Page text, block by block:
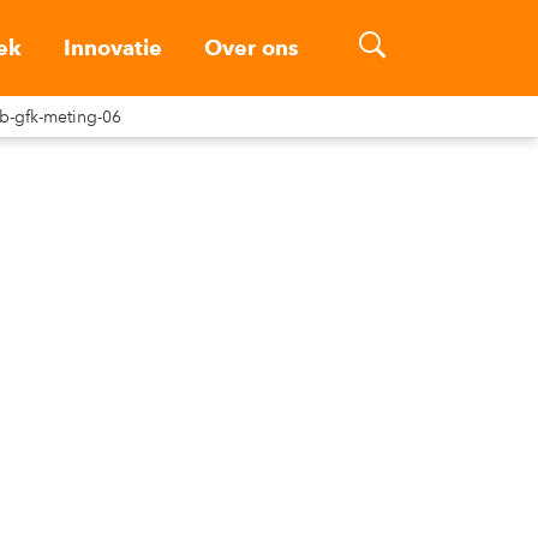
Innovatie Over ons
gfk-meting-06